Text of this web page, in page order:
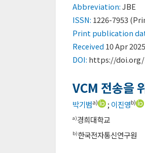
Abbreviation:JBE
ISSN: 1226-7953
Print publication
Received 10 Apr 2025
DOI: https://doi.org/
VCM 전송을
박기범a) ; 이진영b)
a)경희대학교
b)한국전자통신연구원